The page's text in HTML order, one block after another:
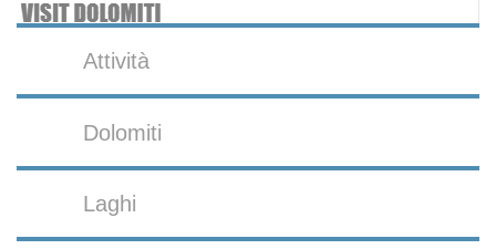
Attività
Dolomiti
Laghi